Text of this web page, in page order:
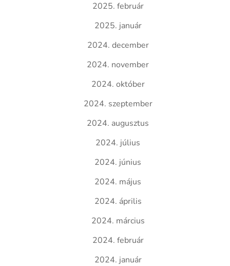
2025. február
2025. január
2024. december
2024. november
2024. október
2024. szeptember
2024. augusztus
2024. július
2024. június
2024. május
2024. április
2024. március
2024. február
2024. január